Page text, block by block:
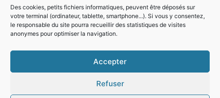
Des cookies, petits fichiers informatiques, peuvent être déposés sur
votre terminal (ordinateur, tablette, smartphone...). Si vous y consentez,
le responsable du site pourra recueillir des statistiques de visites
anonymes pour optimiser la navigation.
Accepter
Refuser
Horaires d'ouverture de la mairie